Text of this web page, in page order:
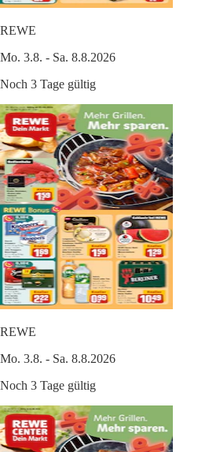
REWE
Mo. 3.8. - Sa. 8.8.2026
Noch 3 Tage gültig
REWE
Mo. 3.8. - Sa. 8.8.2026
Noch 3 Tage gültig